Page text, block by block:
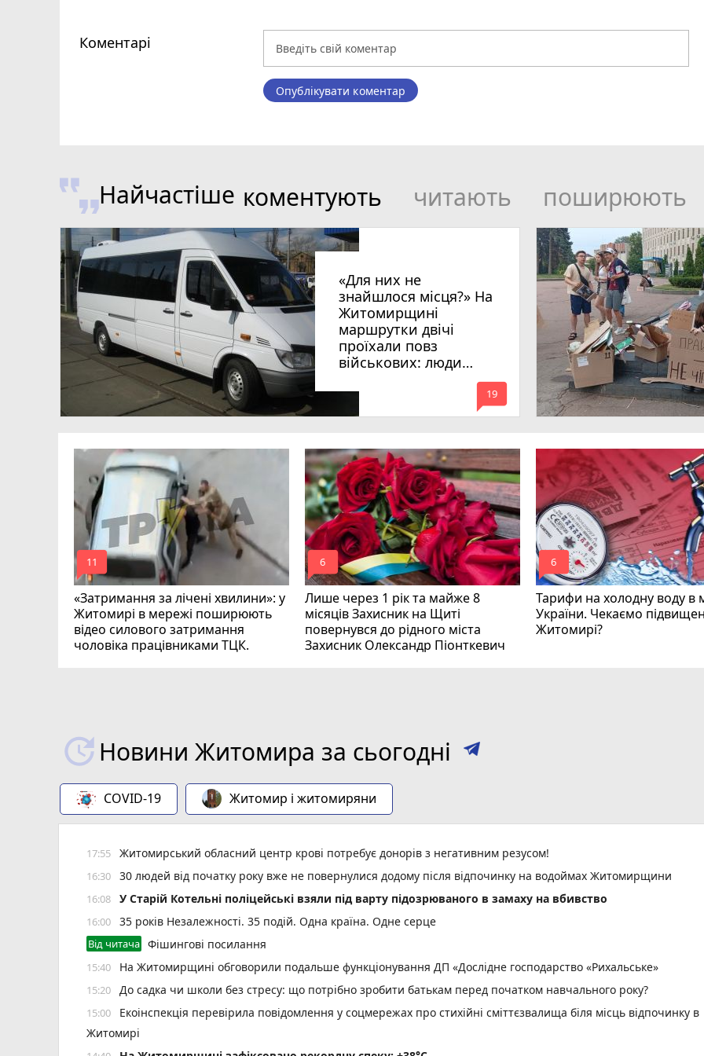
Коментарі
Опублікувати коментар
Найчастіше коментують читають поширюють
«Для них не
знайшлося місця?» На
Житомирщині
маршрутки двічі
проїхали повз
військових: люди
вимагають покарати
винних
mode_comment
19
«Затримання за лічені хвилини»: у
Житомирі в мережі поширюють
відео силового затримання
чоловіка працівниками ТЦК.
mode_comment
11
Лише через 1 рік та майже 8
місяців Захисник на Щиті
повернувся до рідного міста
Захисник Олександр Піонткевич
mode_comment
6
Тарифи на холодну воду в
України. Чекаємо
Житомирі?
mode_comment
6
Новини Житомира за сьогодні
COVID-19 Житомир і житомиряни
17:55 Житомирський обласний центр крові потребує донорів з негативним резусом!
16:30 30 людей від початку року вже не повернулися додому після відпочинку на водоймах Житомирщини
16:08 У Старій Котельні поліцейські взяли під варту підозрюваного в замаху на вбивство
16:00 35 років Незалежності. 35 подій. Одна країна. Одне серце
Від читача Фішингові посилання
15:40 На Житомирщині обговорили подальше функціонування ДП «Дослідне господарство «Рихальське»
15:20 До садка чи школи без стресу: що потрібно зробити батькам перед початком навчального року?
15:00
Екоінспекція перевірила повідомлення у соцмережах про стихійні сміттєзвалища біля місць відпочинку в
Житомирі